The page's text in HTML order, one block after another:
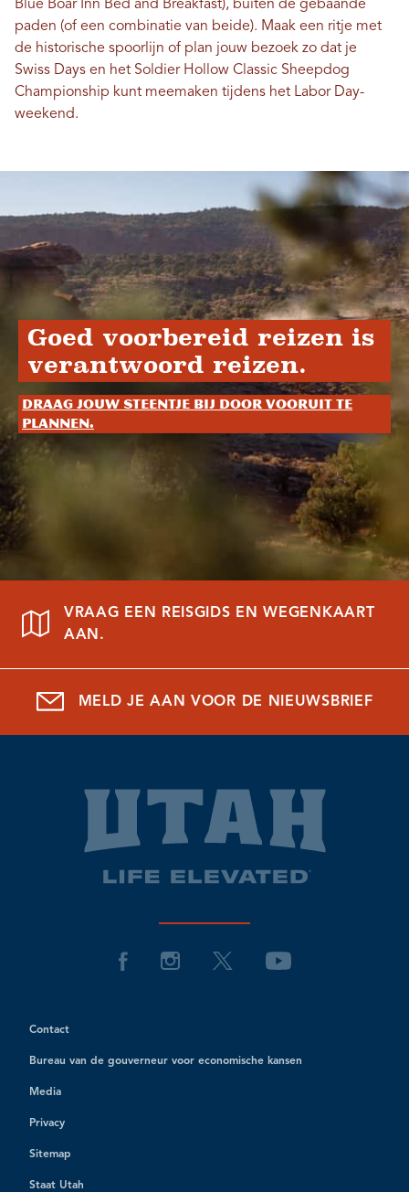
Blue Boar Inn Bed and Breakfast), buiten de gebaande
paden (of een combinatie van beide). Maak een ritje met
de historische spoorlijn of plan jouw bezoek zo dat je
Swiss Days en het Soldier Hollow Classic Sheepdog
Championship kunt meemaken tijdens het Labor Day-
weekend.
Goed voorbereid reizen is
verantwoord reizen.
Draag jouw steentje bij door vooruit te
plannen.
VRAAG EEN REISGIDS EN WEGENKAART
AAN.
MELD JE AAN VOOR DE NIEUWSBRIEF
Contact
Bureau van de gouverneur voor economische kansen
Media
Privacy
Sitemap
Staat Utah